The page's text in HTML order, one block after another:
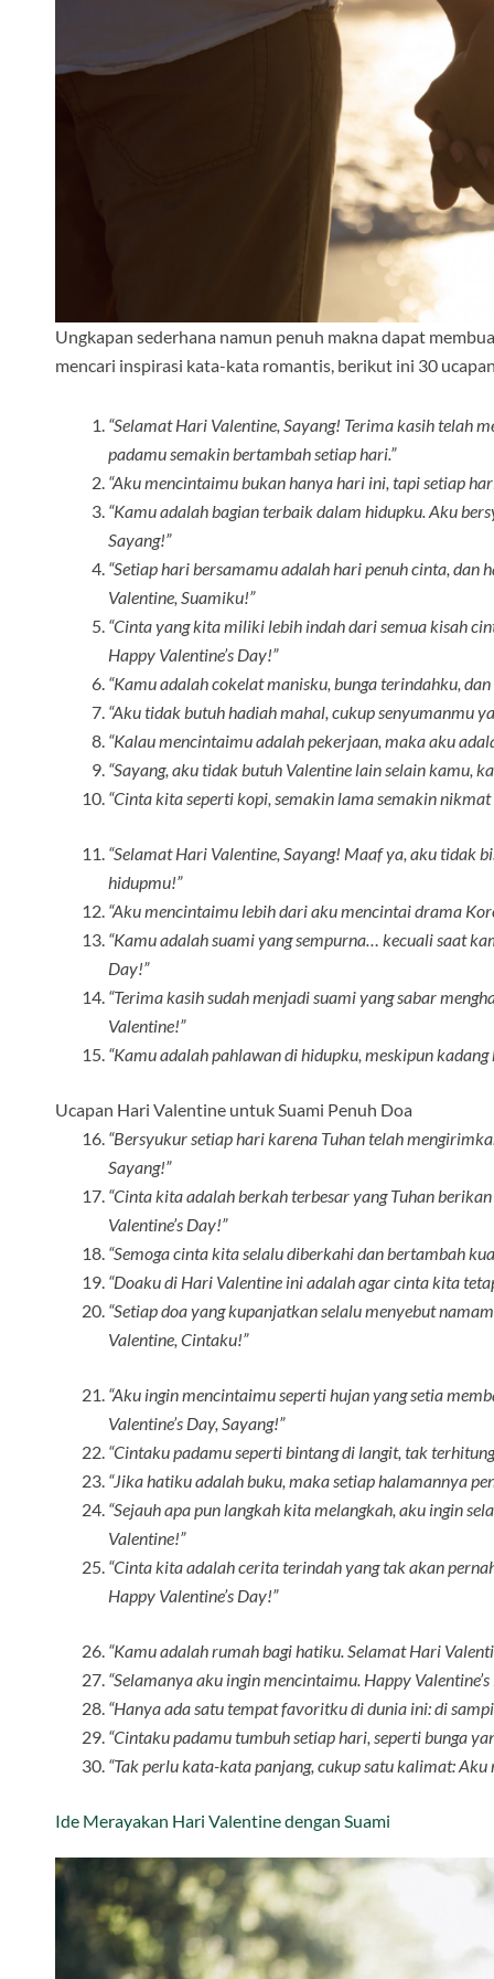
Ungkapan sederhana namun penuh makna dapat
mencari inspirasi kata-kata romantis, berikut ini 30
“Selamat Hari Valentine, Sayang! Terima kasih telah
padamu semakin bertambah setiap hari.”
“Aku mencintaimu bukan hanya hari ini, tapi setiap
“Kamu adalah bagian terbaik dalam hidupku. Aku
Sayang!”
“Setiap hari bersamamu adalah hari penuh cinta,
Valentine, Suamiku!”
“Cinta yang kita miliki lebih indah dari semua kisah
Happy Valentine’s Day!”
“Kamu adalah cokelat manisku, bunga terindahku,
“Aku tidak butuh hadiah mahal, cukup senyumanmu
“Kalau mencintaimu adalah pekerjaan, maka aku
“Sayang, aku tidak butuh Valentine lain selain kamu,
“Cinta kita seperti kopi, semakin lama semakin
“Selamat Hari Valentine, Sayang! Maaf ya, aku tidak
hidupmu!”
“Aku mencintaimu lebih dari aku mencintai drama
“Kamu adalah suami yang sempurna… kecuali saat
Day!”
“Terima kasih sudah menjadi suami yang sabar
Valentine!”
“Kamu adalah pahlawan di hidupku, meskipun
Ucapan Hari Valentine untuk Suami Penuh Doa
“Bersyukur setiap hari karena Tuhan telah
Sayang!”
“Cinta kita adalah berkah terbesar yang Tuhan
Valentine’s Day!”
“Semoga cinta kita selalu diberkahi dan bertambah
“Doaku di Hari Valentine ini adalah agar cinta kita
“Setiap doa yang kupanjatkan selalu menyebut
Valentine, Cintaku!”
“Aku ingin mencintaimu seperti hujan yang setia
Valentine’s Day, Sayang!”
“Cintaku padamu seperti bintang di langit, tak
“Jika hatiku adalah buku, maka setiap halamannya
“Sejauh apa pun langkah kita melangkah, aku ingin
Valentine!”
“Cinta kita adalah cerita terindah yang tak akan
Happy Valentine’s Day!”
“Kamu adalah rumah bagi hatiku. Selamat Hari
“Selamanya aku ingin mencintaimu. Happy Valentine’s
“Hanya ada satu tempat favoritku di dunia ini: di
“Cintaku padamu tumbuh setiap hari, seperti bunga
“Tak perlu kata-kata panjang, cukup satu kalimat:
Ide Merayakan Hari Valentine dengan Suami